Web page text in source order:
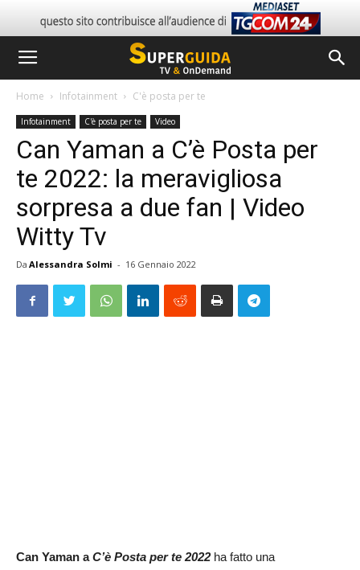
Home Infotainment C'è posta per te
Infotainment C'è posta per te Video
Can Yaman a C’è Posta per
te 2022: la meravigliosa
sorpresa a due fan | Video
Witty Tv
Da Alessandra Solmi - 16 Gennaio 2022
Can Yaman aC’è Posta per te 2022ha fatto una